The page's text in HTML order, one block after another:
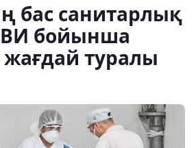
бас санитарлық
бойынша
туралы